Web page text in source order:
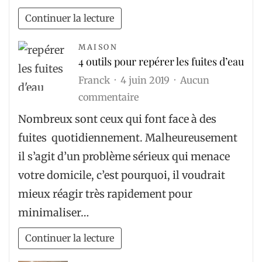
une
dalle
?
Continuer la lecture
MAISON
4 outils pour repérer les fuites d’eau
Franck 4 juin 2019
Aucun
commentairesur
4
outils
repérer
les
fuites
Nombreux sont ceux qui font face à des
fuites quotidiennement. Malheureusement
il s’agit d’un problème sérieux qui menace
votre domicile, c’est pourquoi, il voudrait
mieux réagir très rapidement pour
minimaliser…
Continuer la lecture